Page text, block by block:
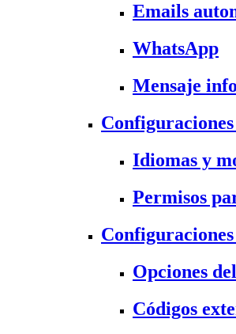
Emails
WhatsApp
Mensaje
Idiomas y
Permisos
Opciones
Códigos